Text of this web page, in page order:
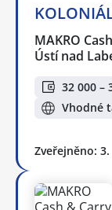
MAKRO
Ústí nad
32 000 –
Vhodné
Zveřejněno: